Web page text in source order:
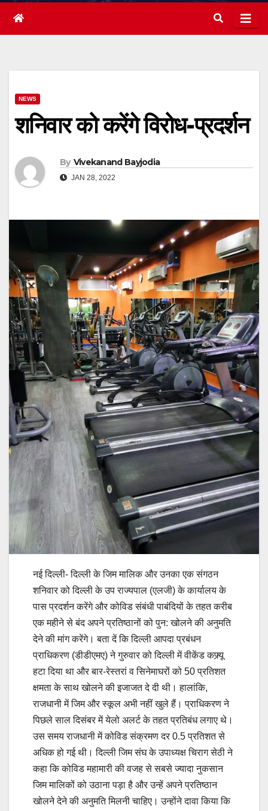
NEWS
शनिवार को करेंगे विरोध-प्रदर्शन
By Vivekanand Bayjodia
JAN 28, 2022
नई दिल्ली- दिल्ली के जिम मालिक और उनका एक संगठन
शनिवार को दिल्ली के उप राज्यपाल (एलजी) के कार्यालय के
पास प्रदर्शन करेंगे और कोविड संबंधी पाबंदियों के तहत करीब
एक महीने से बंद अपने प्रतिष्ठानों को पुन: खोलने की अनुमति
देने की मांग करेंगे। बता दें कि दिल्ली आपदा प्रबंधन
प्राधिकरण (डीडीएमए) ने गुरुवार को दिल्ली में वीकेंड कफ्र्यू
हटा दिया था और बार-रेस्तरां व सिनेमाघरों को 50 प्रतिशत
क्षमता के साथ खोलने की इजाजत दे दी थी। हालांकि,
राजधानी में जिम और स्कूल अभी नहीं खुले हैं। प्राधिकरण ने
पिछले साल दिसंबर में येलो अलर्ट के तहत प्रतिबंध लगाए थे।
उस समय राजधानी में कोविड संक्रमण दर 0.5 प्रतिशत से
अधिक हो गई थी। दिल्ली जिम संघ के उपाध्यक्ष चिराग सेठी ने
कहा कि कोविड महामारी की वजह से सबसे ज्यादा नुकसान
जिम मालिकों को उठाना पड़ा है और उन्हें अपने प्रतिष्ठान
खोलने देने की अनुमति मिलनी चाहिए। उन्होंने दावा किया कि